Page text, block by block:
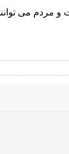
می توانند